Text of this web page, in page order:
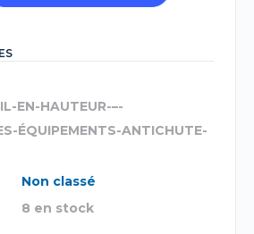
EN-HAUTEUR-–-
ÉQUIPEMENTS-ANTICHUTE-
Non classé
8 en stock